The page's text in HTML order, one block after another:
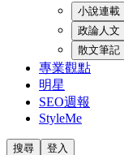
小說連載
政論人文
散文筆記
專業觀點
明星
SEO週報
StyleMe
搜尋 登入